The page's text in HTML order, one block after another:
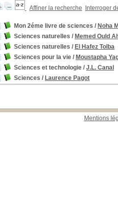
Affiner la recherche Interroger
Mon 2éme livre de sciences / Noha
Sciences naturelles / Memed Ould
Sciences naturelles / El Hafez Tolba
Sciences pour la vie / Moustapha
Sciences et technologie / J.L. Canal
Sciences / Laurence Pagot
Mentions